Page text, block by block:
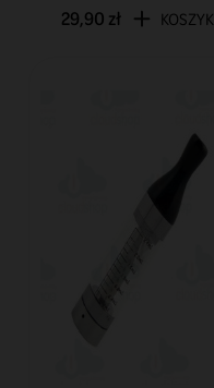
29,90 zł KOSZYK